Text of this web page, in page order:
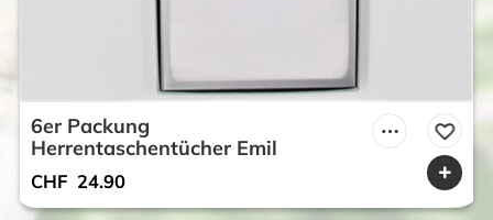
6er Packung
Herrentaschentücher Emil
CHF 24.90